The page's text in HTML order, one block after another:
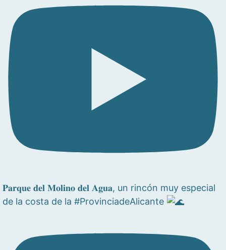
𝐏𝐚𝐫𝐪𝐮𝐞 𝐝𝐞𝐥 𝐌𝐨𝐥𝐢𝐧𝐨 𝐝𝐞𝐥 𝐀𝐠𝐮𝐚, un rincón muy especial
de la costa de la #ProvinciadeAlicante